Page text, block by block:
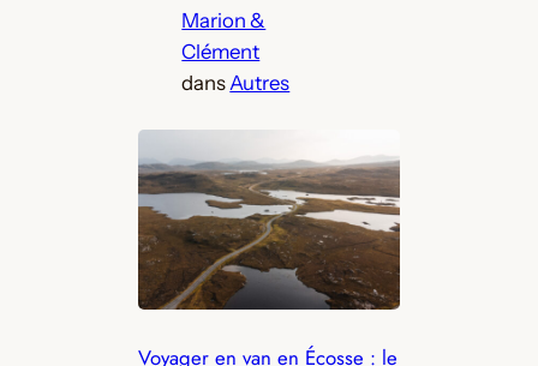
Marion &
Clément
dansAutres
Voyager en van en Écosse : le